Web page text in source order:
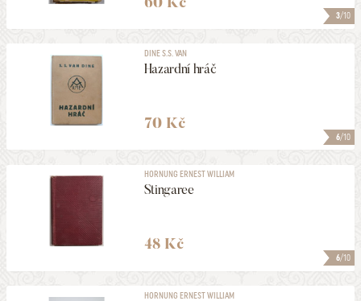
3/10
6/10
DINE S.S. VAN
Hazardní hráč
70 Kč
6/10
HORNUNG ERNEST WILLIAM
Stingaree
48 Kč
HORNUNG ERNEST WILLIAM